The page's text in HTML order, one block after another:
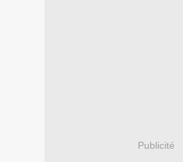
Publicité